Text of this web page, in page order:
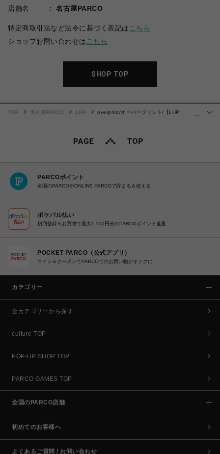
店舗名
名古屋PARCO
特定商取引法など法令に基づく表記は こちら
ショップお問い合わせは こちら
SHOP TOP
…
TOP 名古屋PARCO LHP
overprint/オーバープリント/【LHP
PARCOポイント
全国のPARCOやONLINE PARCOで貯まる＆使える
ポケパル払い
初回登録＆お買物で最大1,500円分のPARCOポイント進呈
POCKET PARCO（公式アプリ）
コイン＆クーポンでPARCOでのお買い物がオトクに
カテゴリー
全カテゴリーから探す
culture TOP
POP-UP SHOP TOP
PARCO GAMES TOP
全国のPARCO店舗
初めてのお客様へ
よくあるご質問 / お問い合わせ